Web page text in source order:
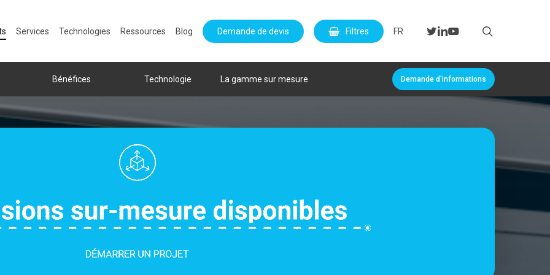
Services Technologies Ressources Blog Demande de devis Filtres FR twitter
linkedin
youtube
Bénéfices Technologie La gamme sur mesure Demande d'informations